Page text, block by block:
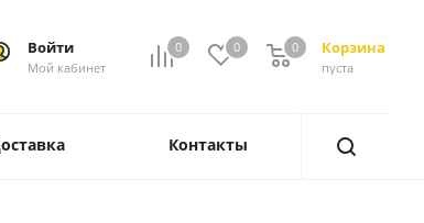
0 0 Корзина
0
пуста
0
Войти
Мой кабинет
Контакты